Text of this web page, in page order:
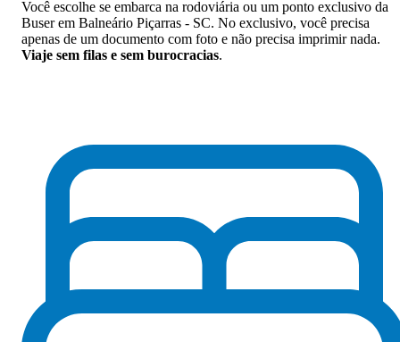
Você escolhe se embarca na rodoviária ou um ponto exclusivo da
Buser em Balneário Piçarras - SC. No exclusivo, você precisa
apenas de um documento com foto e não precisa imprimir nada.
Viaje sem filas e sem burocracias.